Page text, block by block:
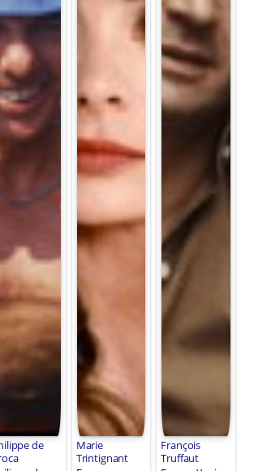
de
Marie
Trintignant
François
Truffaut